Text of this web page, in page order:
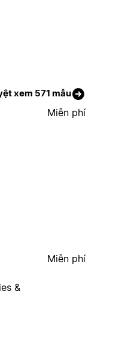
xem 571 mẫu
Miễn phí
&
Miễn phí